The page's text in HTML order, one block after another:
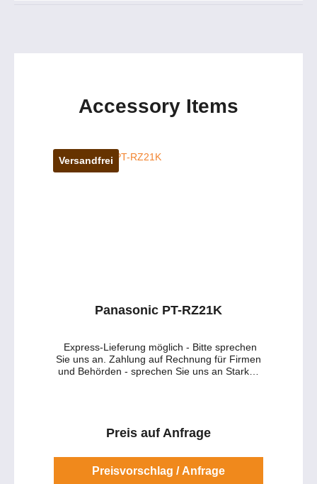
Accessory Items
Versandfrei
Panasonic PT-RZ21K
Express-Lieferung möglich - Bitte sprechen
Sie uns an. Zahlung auf Rechnung für Firmen
und Behörden - sprechen Sie uns an Starkes
eignet er sich sehr gut für Ihre
Veranstaltungen, Tagungen und Installationen.
Die hohe Leuchtkraft klassifiziert ihn für die
Event-Liga der Projektoren. Er eignet sich
hervorragend für Projektionen bei großen
Preis auf Anfrage
Preisvorschlag / Anfrage